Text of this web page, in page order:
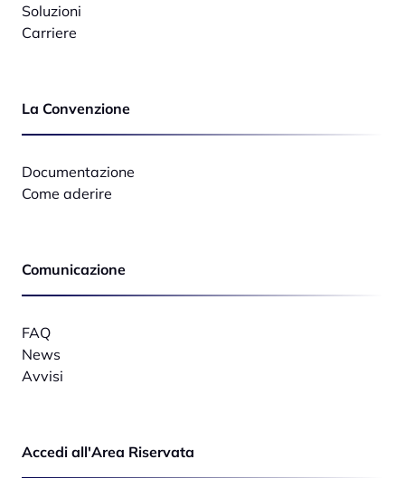
Soluzioni
Carriere
La Convenzione
Documentazione
Come aderire
Comunicazione
FAQ
News
Avvisi
Accedi all'Area Riservata